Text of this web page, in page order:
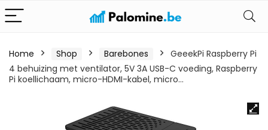
Home Shop Barebones
GeeekPi Raspberry Pi
4 behuizing met ventilator, 5V 3A USB-C voeding, Raspberry
Pi koellichaam, micro-HDMI-kabel, micro…